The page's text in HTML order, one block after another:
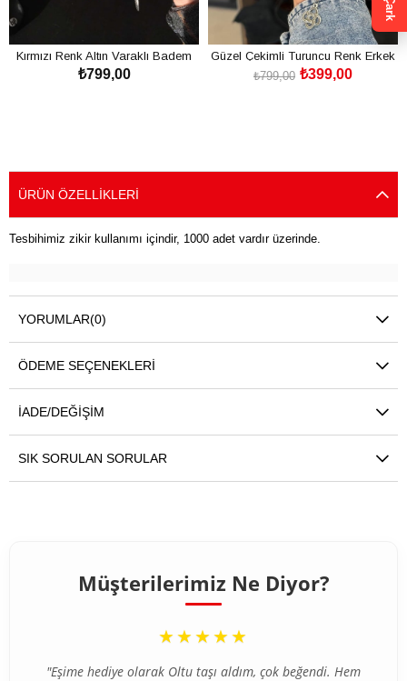
Kırmızı Renk Altın Varaklı Badem
Tane Uçak Camı Tesbih
₺799,00
Güzel Çekimli Turuncu Renk Erkek
İçin Tesbih
₺399,00
₺799,00
ÜRÜN ÖZELLIKLERI
Tesbihimiz zikir kullanımı içindir, 1000 adet vardır üzerinde.
YORUMLAR(0)
ÖDEME SEÇENEKLERI
İADE/DEĞIŞIM
SIK SORULAN SORULAR
Müşterilerimiz Ne Diyor?
“
★★★★★
"Eşime hediye olarak Oltu taşı aldım, çok beğendi. Hem
Çark